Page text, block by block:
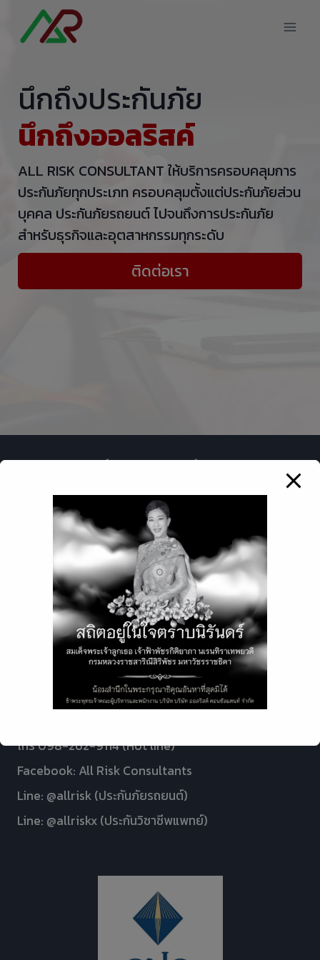
content
นึกถึงประกันภัย
นึกถึงออลริสค์
ALL RISK CONSULTANT ให้บริการครอบคลุมการ
ประกันภัยทุกประเภท ครอบคลุมตั้งแต่ประกันภัยส่วน
บุคคล ประกันภัยรถยนต์ ไปจนถึงการประกันภัย
สำหรับธุรกิจและอุตสาหกรรมทุกระดับ
ติดต่อเรา
ALL RISK Consultant Co., Ltd.
ใบอนุญาตนายหน้าประกันวินาศภัย
เลขที่ ว๐๐๐๒๕/๒๕๔๐
ทะเบียนนิติบุคคล 0105556046521
บริษัท ออลริสค์ คอนซัลแตนท์ จำกัด 9/197 อาคาร GOT ชั้น
4B ซอยรัชประชา 4 ถ.รัชดาภิเษก แขวงจตุจักร เขตจตุจักร
กรุงเทพฯ 10900
เวลา 8.30 - 17.00 น. จันทร์ ถึง ศุกร์
โทร 098-262-9114 (Hot line)
Facebook: All Risk Consultants
Line: @allrisk (ประกันภัยรถยนต์)
Line: @allriskx (ประกันวิชาชีพแพทย์)
This will close in7seconds